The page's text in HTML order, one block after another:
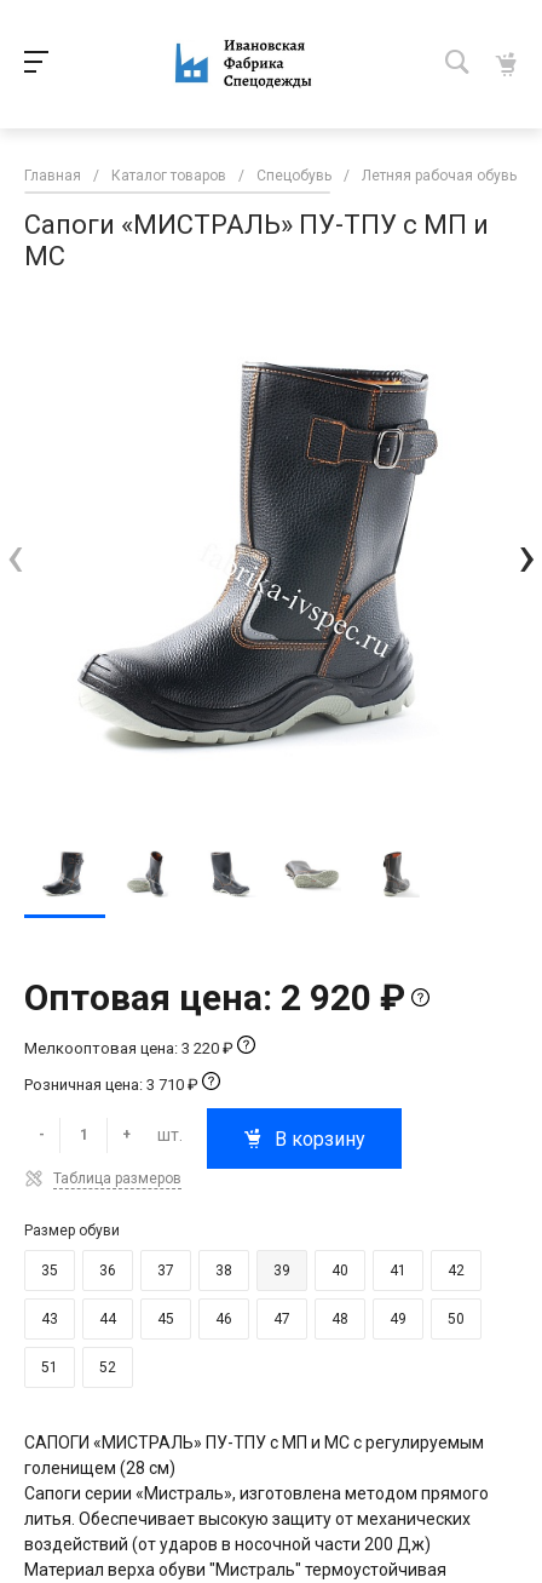
Главная / Каталог товаров / Спецобувь / Летняя рабочая обувь
Сапоги «МИСТРАЛЬ» ПУ-ТПУ с МП и
МС
‹ ›
Оптовая цена: 2 920 ₽
Мелкооптовая цена: 3 220 ₽
Розничная цена: 3 710 ₽
- + шт. В корзину
Таблица размеров
Размер обуви
35 36 37 38 39 40 41 42
43 44 45 46 47 48 49 50
51 52
САПОГИ «МИСТРАЛЬ» ПУ-ТПУ с МП и МС с регулируемым
голенищем (28 см)
Сапоги серии «Мистраль», изготовлена методом прямого
литья. Обеспечивает высокую защиту от механических
воздействий (от ударов в носочной части 200 Дж)
Материал верха обуви "Мистраль" термоустойчивая